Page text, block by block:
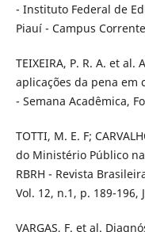
- Instituto Federal de
Piauí - Campus
TEIXEIRA, P. R. A. et
aplicações da pena em
- Semana Acadêmica,
TOTTI, M. E. F;
do Ministério Público
RBRH - Revista
Vol. 12, n.1, p. 189-196,
VARGAS, F. et al.